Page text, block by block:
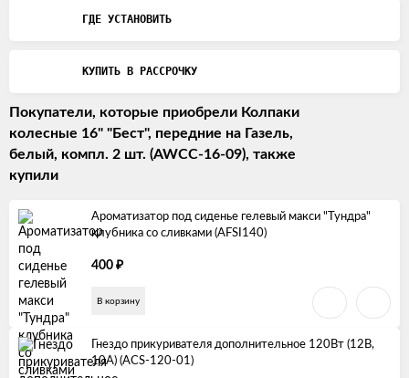
ГДЕ УСТАНОВИТЬ
КУПИТЬ В РАССРОЧКУ
Покупатели, которые приобрели Колпаки
колесные 16" "Бест", передние на Газель,
белый, компл. 2 шт. (AWCC-16-09), также
купили
Ароматизатор под сиденье гелевый макси "Тундра"
клубника со сливками (AFSI140)
400 ₽
В корзину
Гнездо прикуривателя дополнительное 120Вт (12В,
10А) (ACS-120-01)